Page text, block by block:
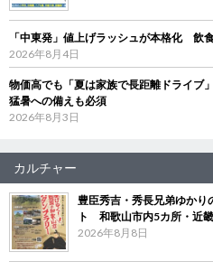
「中東発」値上げラッシュが本格化 飲
2026年8月4日
物価高でも「夏は家族で長距離ドライブ
猛暑への備えも必須
2026年8月3日
カルチャー
豊臣秀吉・秀長兄弟ゆかり
ト 和歌山市内5カ所・近
2026年8月8日